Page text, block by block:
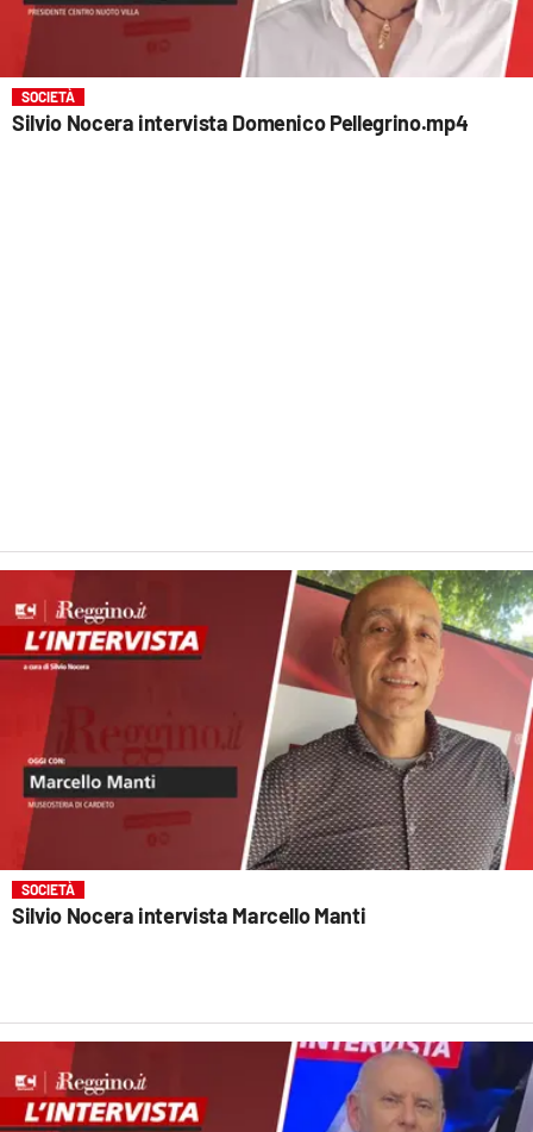
SOCIETÀ
Silvio Nocera intervista Domenico Pellegrino.mp4
SOCIETÀ
Silvio Nocera intervista Marcello Manti